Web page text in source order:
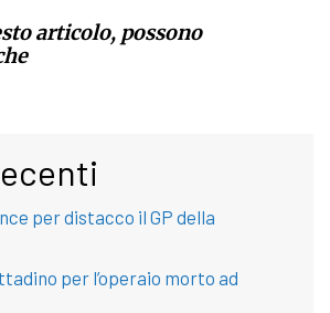
articolo, possono
per distacco il GP della
per l’operaio morto ad